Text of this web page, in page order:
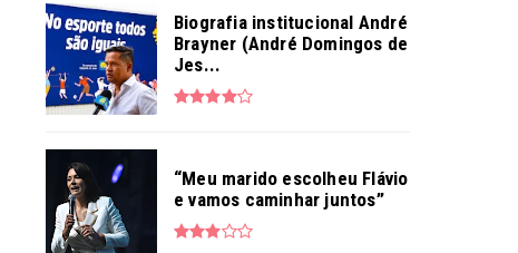
Biografia institucional André
Brayner (André Domingos de
Jes...
“Meu marido escolheu Flávio
e vamos caminhar juntos”